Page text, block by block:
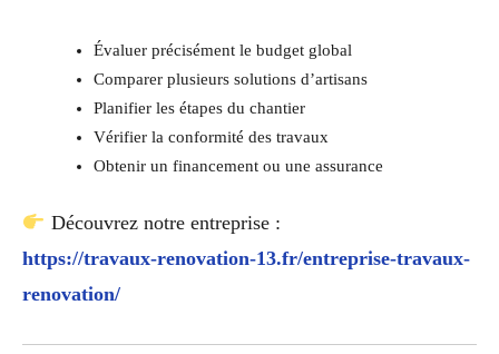
Évaluer précisément le budget global
Comparer plusieurs solutions d’artisans
Planifier les étapes du chantier
Vérifier la conformité des travaux
Obtenir un financement ou une assurance
Découvrez notre entreprise :
https://travaux-renovation-13.fr/entreprise-travaux-
renovation/